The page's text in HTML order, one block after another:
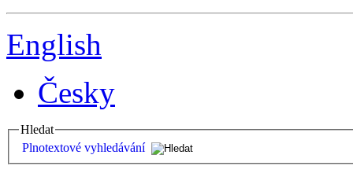
English
Česky
Hledat
Plnotextové vyhledávání